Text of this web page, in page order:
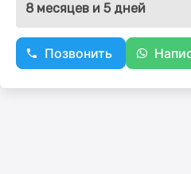
8 месяцев и 5 дней
Позвонить